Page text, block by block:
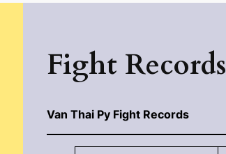
Fight Records
Van Thai Py Fight Records